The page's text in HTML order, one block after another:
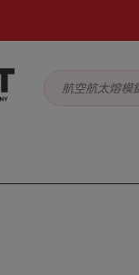
航空航太熔模